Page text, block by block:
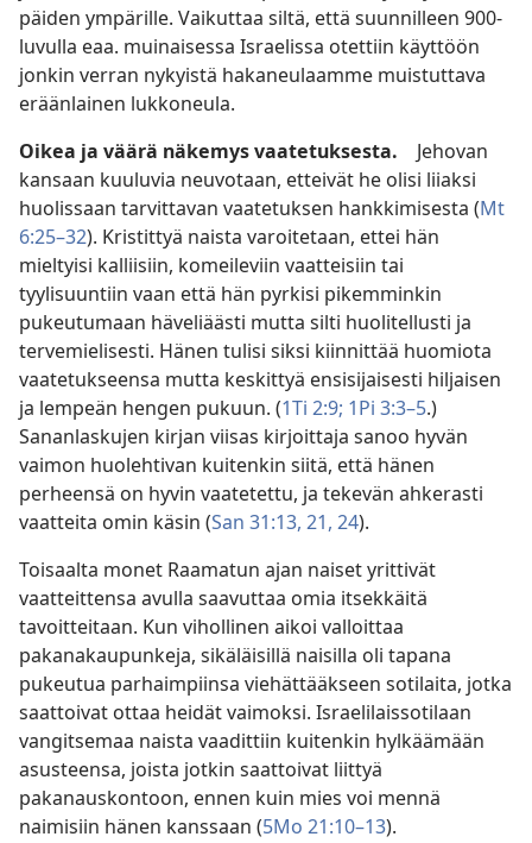
päiden ympärille. Vaikuttaa siltä, että suunnilleen 900-
luvulla eaa. muinaisessa Israelissa otettiin käyttöön
jonkin verran nykyistä hakaneulaamme muistuttava
eräänlainen lukkoneula.
Oikea ja väärä näkemys vaatetuksesta. Jehovan
kansaan kuuluvia neuvotaan, etteivät he olisi liiaksi
huolissaan tarvittavan vaatetuksen hankkimisesta (Mt
6:25–32). Kristittyä naista varoitetaan, ettei hän
mieltyisi kalliisiin, komeileviin vaatteisiin tai
tyylisuuntiin vaan että hän pyrkisi pikemminkin
pukeutumaan häveliäästi mutta silti huolitellusti ja
tervemielisesti. Hänen tulisi siksi kiinnittää huomiota
vaatetukseensa mutta keskittyä ensisijaisesti hiljaisen
ja lempeän hengen pukuun. (1Ti 2:9; 1Pi 3:3–5.)
Sananlaskujen kirjan viisas kirjoittaja sanoo hyvän
vaimon huolehtivan kuitenkin siitä, että hänen
perheensä on hyvin vaatetettu, ja tekevän ahkerasti
vaatteita omin käsin (San 31:13, 21, 24).
Toisaalta monet Raamatun ajan naiset yrittivät
vaatteittensa avulla saavuttaa omia itsekkäitä
tavoitteitaan. Kun vihollinen aikoi valloittaa
pakanakaupunkeja, sikäläisillä naisilla oli tapana
pukeutua parhaimpiinsa viehättääkseen sotilaita, jotka
saattoivat ottaa heidät vaimoksi. Israelilaissotilaan
vangitsemaa naista vaadittiin kuitenkin hylkäämään
asusteensa, joista jotkin saattoivat liittyä
pakanauskontoon, ennen kuin mies voi mennä
naimisiin hänen kanssaan (5Mo 21:10–13).